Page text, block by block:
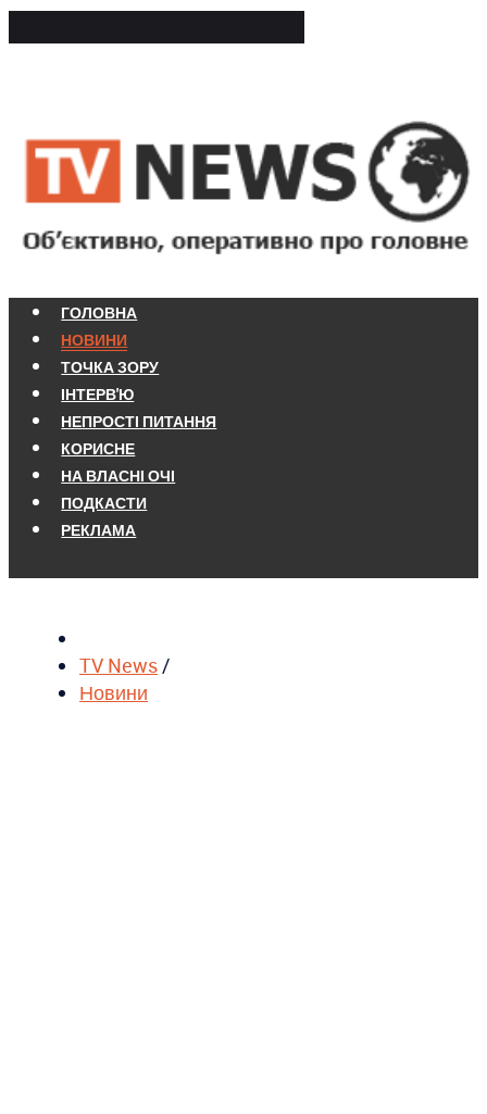
ГОЛОВНА
НОВИНИ
ТОЧКА ЗОРУ
ІНТЕРВ'Ю
НЕПРОСТІ ПИТАННЯ
КОРИСНЕ
НА ВЛАСНІ ОЧІ
ПОДКАСТИ
РЕКЛАМА
TV News/
Новини